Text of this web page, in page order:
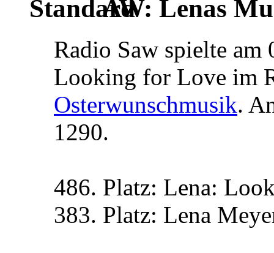
AW: Lenas
Radio Saw spielte am
Looking for Love im
Osterwunschmusik.
1290.
486. Platz: Lena:
383. Platz: Lena